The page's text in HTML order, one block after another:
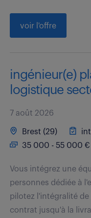
voir l'offre
ingénieur(e)
logistique
7 août 2026
Brest (29)
35 000 - 55 000 €
Vous intégrez une
personnes dédiée à
pilotez l'intégralité de
contrat jusqu'à la